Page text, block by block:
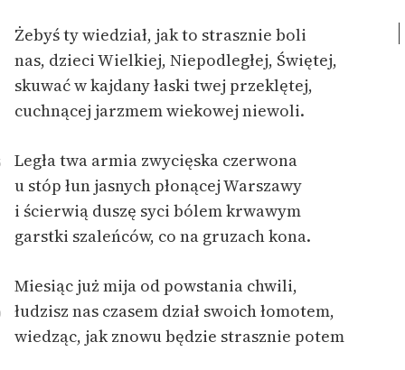
O projekcie
Zespół
Wolnych Lektur
Logotypy
Materiały promocyjne
Regulamin biblioteki
Dane fundacji i
Żebyś ty wiedział, jak to strasznie boli
nas, dzieci Wielkiej, Niepodległej, Świętej,
skuwać w kajdany łaski twej przeklętej,
cuchnącej jarzmem wiekowej niewoli.
Legła twa armia zwycięska czerwona
u stóp łun jasnych płonącej Warszawy
i ścierwią duszę syci bólem krwawym
garstki szaleńców, co na gruzach kona.
Miesiąc już mija od powstania chwili,
łudzisz nas czasem dział swoich łomotem,
wiedząc, jak znowu będzie strasznie potem